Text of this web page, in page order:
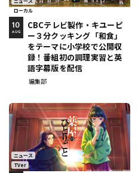
ローカル
CBCテレビ製作・キユーピ
ー３分クッキング「和食」
をテーマに小学校で公開収
録！番組初の調理実習と英
語字幕版を配信
編集部
10
AUG
ニュース
TVer